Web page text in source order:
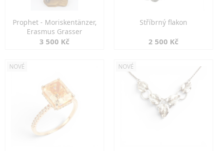
Prophet - Moriskentänzer,
Erasmus Grasser
3 500 Kč
Stříbrný flakon
2 500 Kč
NOVÉ NOVÉ